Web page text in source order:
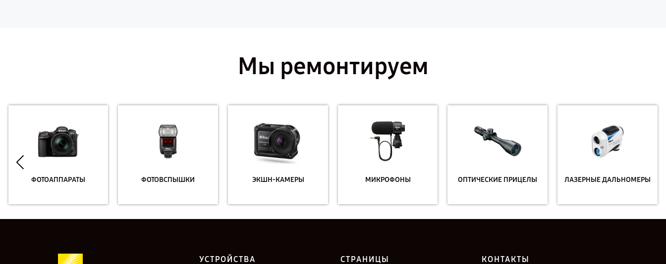
Мы ремонтируем
ФОТОАППАРАТЫ ФОТОВСПЫШКИ ЭКШН-КАМЕРЫ МИКРОФОНЫ ОПТИЧЕСКИЕ ПРИЦЕЛЫ ЛАЗЕРНЫЕ ДАЛЬНОМЕРЫ
УСТРОЙСТВА СТРАНИЦЫ КОНТАКТЫ